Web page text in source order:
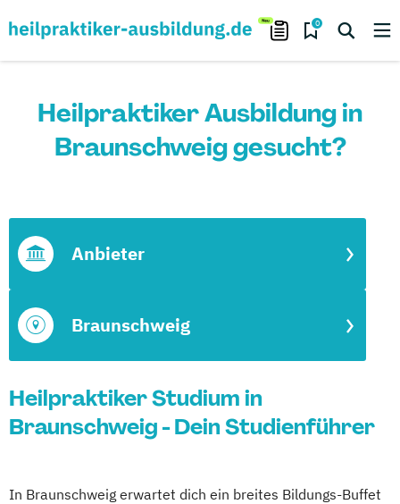
0
Heilpraktiker Ausbildung in
Braunschweig gesucht?
Braunschweig
Anbieter
Heilpraktiker Studium in
Braunschweig - Dein Studienführer
In Braunschweig erwartet dich ein breites Bildungs-Buffet